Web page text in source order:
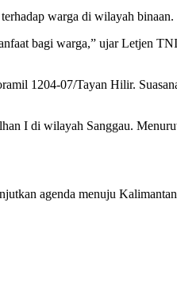
warga di wilayah binaan.
bagi warga,” ujar Letjen
1204-07/Tayan Hilir.
I di wilayah Sanggau.
agenda menuju